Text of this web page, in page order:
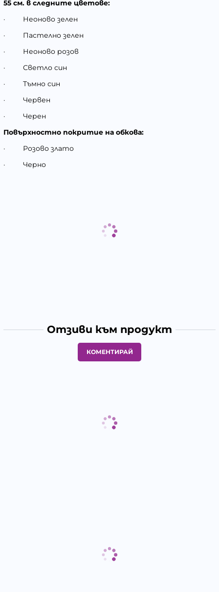
55 см. в следните цветове:
·
Неоново зелен
·
Пастелно зелен
·
Неоново розов
·
Светло син
·
Тъмно син
·
Червен
·
Черен
Повърхностно покритие на обкова:
·
Розово злато
·
Черно
Отзиви към продукт
КОМЕНТИРАЙ